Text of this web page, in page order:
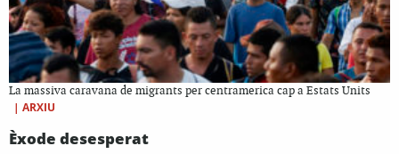
La massiva caravana de migrants per centramerica cap a Estats Units
| ARXIU
Èxode desesperat